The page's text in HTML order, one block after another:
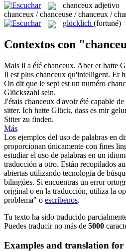
chanceux adjetivo
chanceux / chanceuse / chanceux /
glücklich (fortuné)
Contextos con
Mais il a été chanceux. Aber er hatte
Il est plus chanceux qu'intelligent. Er
On dit que le sept est un numéro
Glückszahl sein.
J'étais chanceux d'avoir été capable
sitter. Ich hatte Glück, dass es mir
Sitter zu finden.
Más
Los ejemplos del uso de palabras en
proporcionan únicamente con fines
estudiar el uso de palabras en un
traducción a otro. Están recopilados
abiertas utilizando tecnología de
bilingües. Si encuentras un error
original o en la traducción, utiliza la
problema" o escríbenos.
Tu texto ha sido traducido
Puedes traducir no más de 5000
Examples and translation for